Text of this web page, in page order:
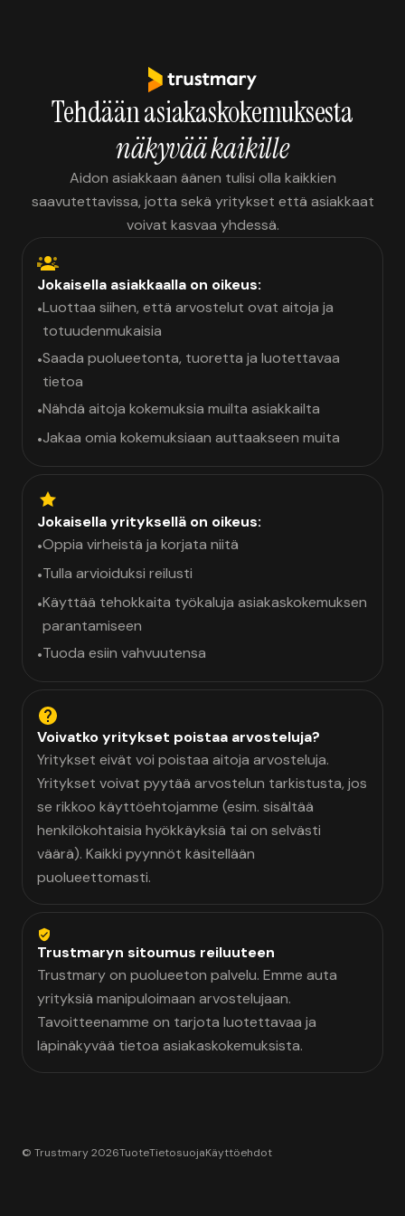
Tehdään asiakaskokemuksesta
näkyvää kaikille
Aidon asiakkaan äänen tulisi olla kaikkien
saavutettavissa, jotta sekä yritykset että asiakkaat
voivat kasvaa yhdessä.
Jokaisella asiakkaalla on oikeus:
•Luottaa siihen, että arvostelut ovat aitoja ja
totuudenmukaisia
•Saada puolueetonta, tuoretta ja luotettavaa
tietoa
•Nähdä aitoja kokemuksia muilta asiakkailta
•Jakaa omia kokemuksiaan auttaakseen muita
Jokaisella yrityksellä on oikeus:
•Oppia virheistä ja korjata niitä
•Tulla arvioiduksi reilusti
•Käyttää tehokkaita työkaluja asiakaskokemuksen
parantamiseen
•Tuoda esiin vahvuutensa
Voivatko yritykset poistaa arvosteluja?
Yritykset eivät voi poistaa aitoja arvosteluja.
Yritykset voivat pyytää arvostelun tarkistusta, jos
se rikkoo käyttöehtojamme (esim. sisältää
henkilökohtaisia hyökkäyksiä tai on selvästi
väärä). Kaikki pyynnöt käsitellään
puolueettomasti.
Trustmaryn sitoumus reiluuteen
Trustmary on puolueeton palvelu. Emme auta
yrityksiä manipuloimaan arvostelujaan.
Tavoitteenamme on tarjota luotettavaa ja
läpinäkyvää tietoa asiakaskokemuksista.
© Trustmary 2026TuoteTietosuojaKäyttöehdot